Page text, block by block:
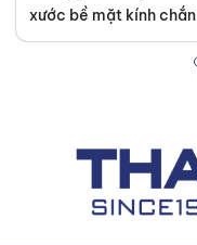
xước bề mặt kính
nhìn khi di chuyển
ra âm thầm nhưng để
cách xác định độ lão
hiệu quả nhất.